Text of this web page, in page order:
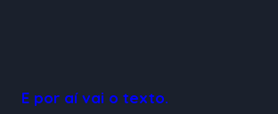
E por aí vai o texto.